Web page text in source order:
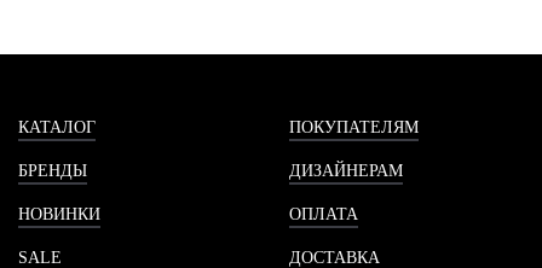
КАТАЛОГ
БРЕНДЫ
НОВИНКИ
SALE
ПОКУПАТЕЛЯМ
ДИЗАЙНЕРАМ
ОПЛАТА
ДОСТАВКА